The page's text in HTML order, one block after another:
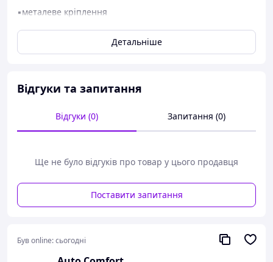
▪️металеве кріплення
▪️додатковий карабін
▪️м'яка шкіра, брелок не буде дряпати деталі панелі
▪️ремінець повертається на 360 градусів
Детальніше
Відгуки та запитання
Відгуки (0) Запитання (0)
Ще не було відгуків про товар у цього продавця
Поставити запитання
Був online:сьогодні